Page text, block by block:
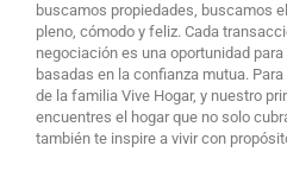
buscamos propiedades, buscamos
pleno, cómodo y feliz. Cada
negociación es una oportunidad
basadas en la confianza mutua.
de la familia Vive Hogar, y nuestro
encuentres el hogar que no solo
también te inspire a vivir con